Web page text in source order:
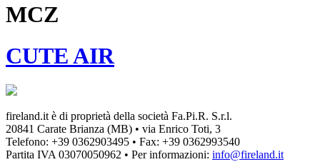
MCZ
CUTE AIR
fireland.it è di proprietà della società Fa.Pi.R. S.r.l.
20841 Carate Brianza (MB) • via Enrico Toti, 3
Telefono: +39 0362903495 • Fax: +39 0362993540
Partita IVA03070050962 • Per informazioni: info@fireland.it